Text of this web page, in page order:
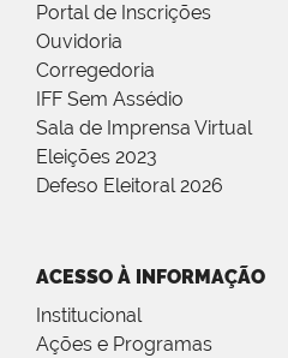
Portal de Inscrições
Ouvidoria
Corregedoria
IFF Sem Assédio
Sala de Imprensa Virtual
Eleições 2023
Defeso Eleitoral 2026
ACESSO À INFORMAÇÃO
Institucional
Ações e Programas